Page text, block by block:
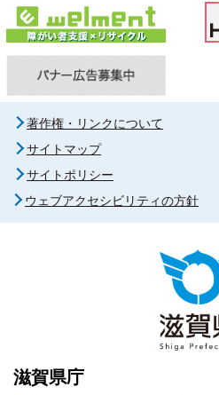
著作権・リンクについて
サイトマップ
サイトポリシー
ウェブアクセシビリティの方針
滋賀県庁